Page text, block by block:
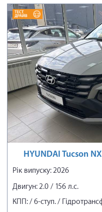
HYUNDAI Tucson
Рік випуску: 2026
Двигун: 2.0 / 156 л.с.
КПП: / 6-ступ. /